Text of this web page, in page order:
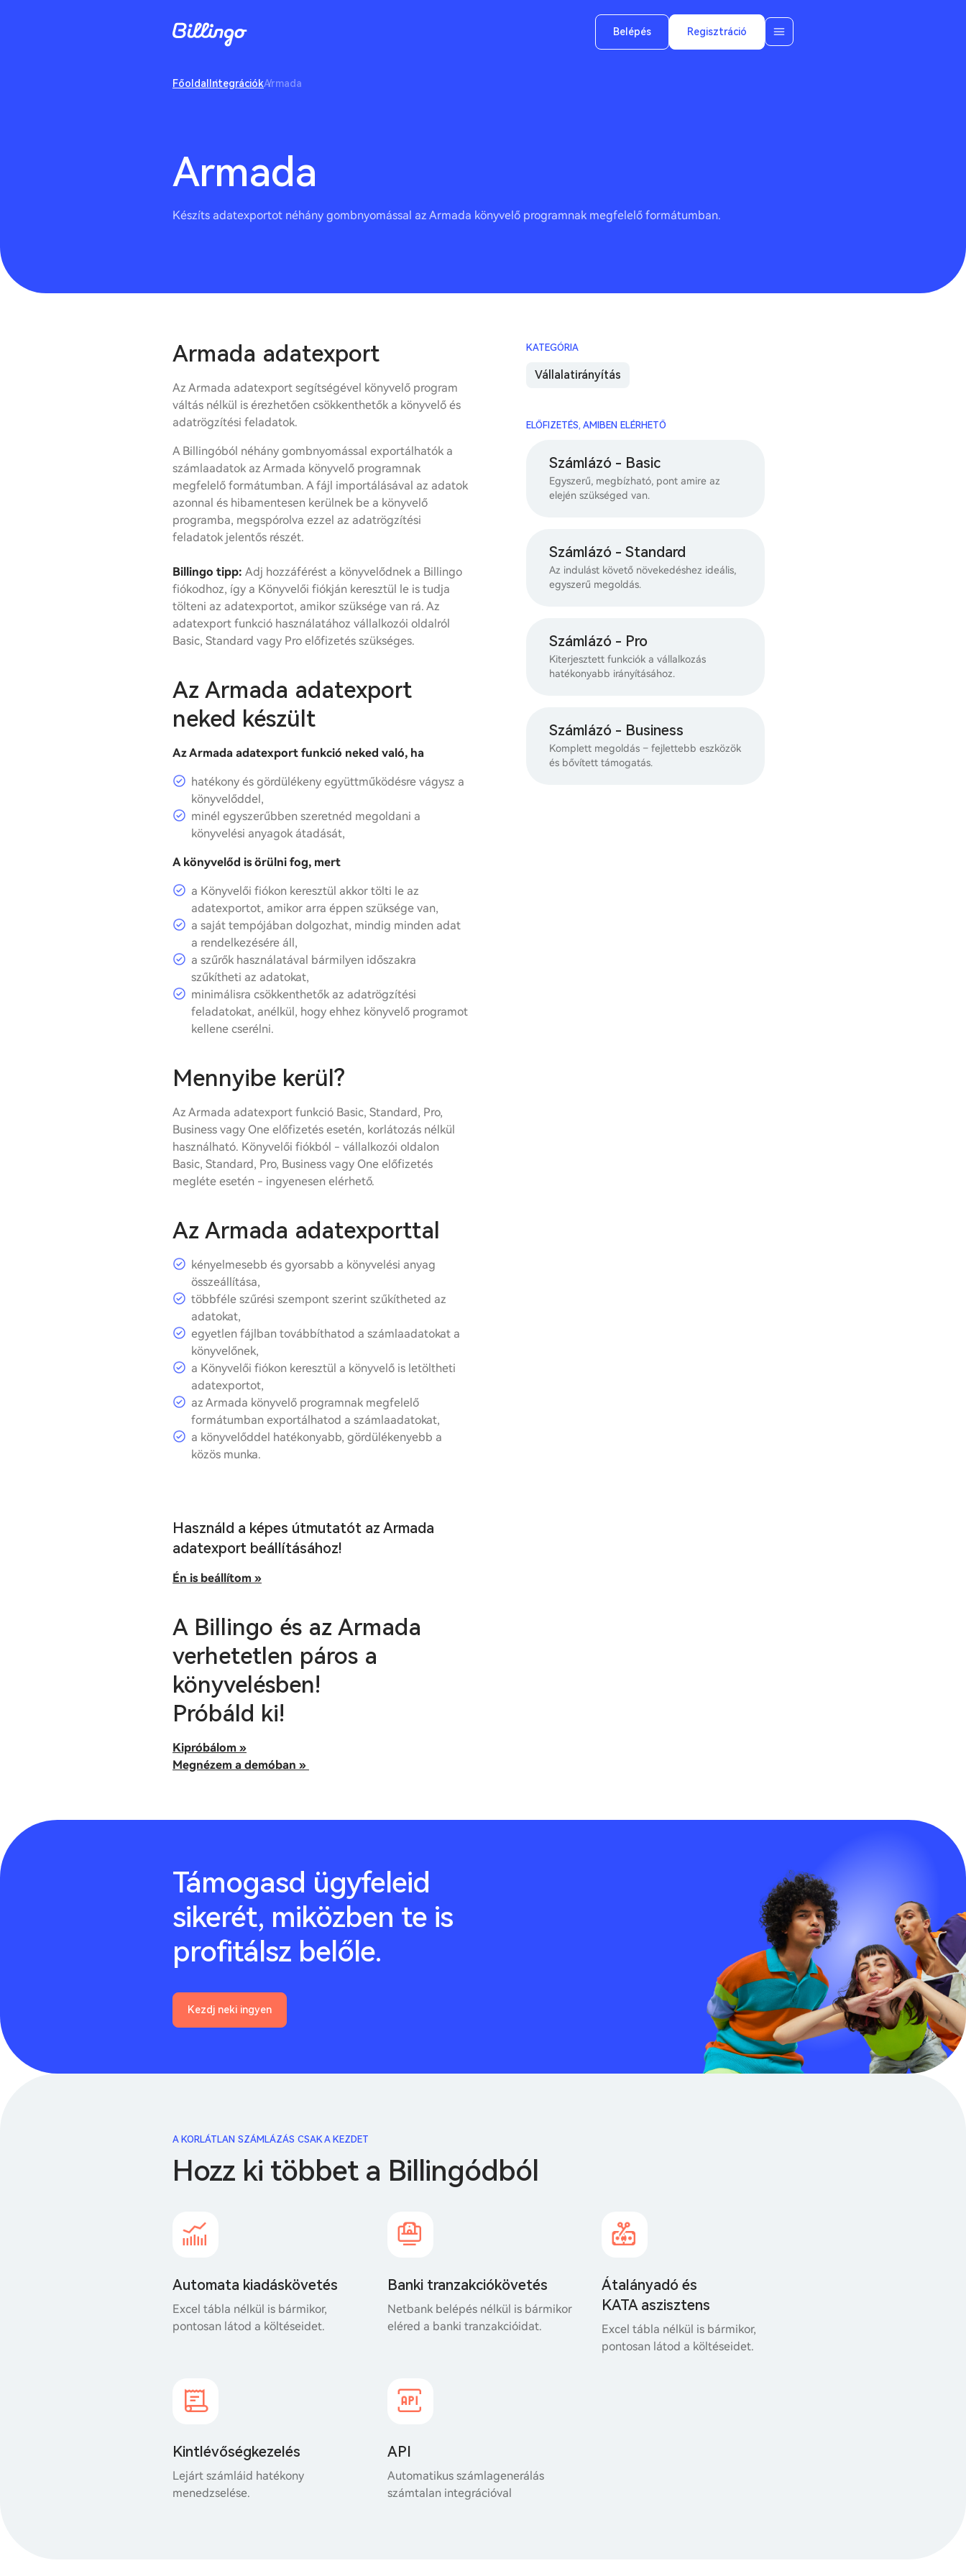
Belépés Regisztráció
Főoldal IntegrációkArmada
Armada
Készíts adatexportot néhány gombnyomással az Armada könyvelő programnak megfelelő formátumban.
Armada adatexport
Az Armada adatexport segítségével könyvelő program
váltás nélkül is érezhetően csökkenthetők a könyvelő és
adatrögzítési feladatok.
A Billingóból néhány gombnyomással exportálhatók a
számlaadatok az Armada könyvelő programnak
megfelelő formátumban. A fájl importálásával az adatok
azonnal és hibamentesen kerülnek be a könyvelő
programba, megspórolva ezzel az adatrögzítési
feladatok jelentős részét.
Billingo tipp: Adj hozzáférést a könyvelődnek a Billingo
fiókodhoz, így a Könyvelői fiókján keresztül le is tudja
tölteni az adatexportot, amikor szüksége van rá. Az
adatexport funkció használatához vállalkozói oldalról
Basic, Standard vagy Pro előfizetés szükséges.
Az Armada adatexport
neked készült
Az Armada adatexport funkció neked való, ha
hatékony és gördülékeny együttműködésre vágysz a
könyvelőddel,
minél egyszerűbben szeretnéd megoldani a
könyvelési anyagok átadását,
A könyvelőd is örülni fog, mert
a Könyvelői fiókon keresztül akkor tölti le az
adatexportot, amikor arra éppen szüksége van,
a saját tempójában dolgozhat, mindig minden adat
a rendelkezésére áll,
a szűrők használatával bármilyen időszakra
szűkítheti az adatokat,
minimálisra csökkenthetők az adatrögzítési
feladatokat, anélkül, hogy ehhez könyvelő programot
kellene cserélni.
Mennyibe kerül?
Az Armada adatexport funkció Basic, Standard, Pro,
Business vagy One előfizetés esetén, korlátozás nélkül
használható. Könyvelői fiókból - vállalkozói oldalon
Basic, Standard, Pro, Business vagy One előfizetés
megléte esetén - ingyenesen elérhető.
Az Armada adatexporttal
kényelmesebb és gyorsabb a könyvelési anyag
összeállítása,
többféle szűrési szempont szerint szűkítheted az
adatokat,
egyetlen fájlban továbbíthatod a számlaadatokat a
könyvelőnek,
a Könyvelői fiókon keresztül a könyvelő is letöltheti
adatexportot,
az Armada könyvelő programnak megfelelő
formátumban exportálhatod a számlaadatokat,
a könyvelőddel hatékonyabb, gördülékenyebb a
közös munka.
Használd a képes útmutatót az Armada
adatexport beállításához!
Én is beállítom »
A Billingo és az Armada
verhetetlen páros a
könyvelésben!
Próbáld ki!
Kipróbálom »
Megnézem a demóban »
KATEGÓRIA
Vállalatirányítás
ELŐFIZETÉS, AMIBEN ELÉRHETŐ
Számlázó - Basic
Egyszerű, megbízható, pont amire az
elején szükséged van.
Számlázó - Standard
Az indulást követő növekedéshez ideális,
egyszerű megoldás.
Számlázó - Pro
Kiterjesztett funkciók a vállalkozás
hatékonyabb irányításához.
Számlázó - Business
Komplett megoldás – fejlettebb eszközök
és bővített támogatás.
Támogasd ügyfeleid
sikerét, miközben te is
profitálsz belőle.
Kezdj neki ingyen
A KORLÁTLAN SZÁMLÁZÁS CSAK A KEZDET
Hozz ki többet a Billingódból
Automata kiadáskövetés
Excel tábla nélkül is bármikor,
pontosan látod a költéseidet.
Banki tranzakciókövetés
Netbank belépés nélkül is bármikor
eléred a banki tranzakcióidat.
Átalányadó és
KATA aszisztens
Excel tábla nélkül is bármikor,
pontosan látod a költéseidet.
Kintlévőségkezelés
Lejárt számláid hatékony
menedzselése.
API
Automatikus számlagenerálás
számtalan integrációval